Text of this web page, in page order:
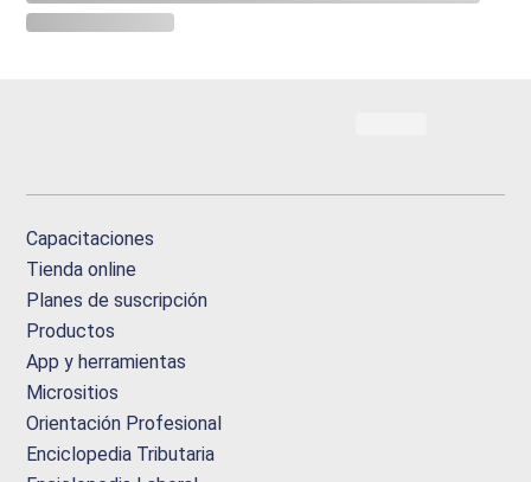
Capacitaciones
Tienda online
Planes de suscripción
Productos
App y herramientas
Micrositios
Orientación Profesional
Enciclopedia Tributaria